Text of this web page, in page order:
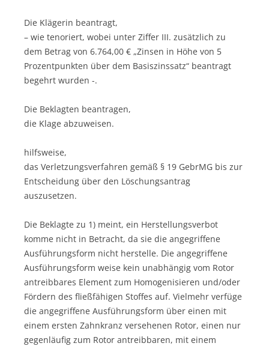
Die Klägerin beantragt,
– wie tenoriert, wobei unter Ziffer III. zusätzlich zu
dem Betrag von 6.764,00 € „Zinsen in Höhe von 5
Prozentpunkten über dem Basiszinssatz“ beantragt
begehrt wurden -.
Die Beklagten beantragen,
die Klage abzuweisen.
hilfsweise,
das Verletzungsverfahren gemäß § 19 GebrMG bis zur
Entscheidung über den Löschungsantrag
auszusetzen.
Die Beklagte zu 1) meint, ein Herstellungsverbot
komme nicht in Betracht, da sie die angegriffene
Ausführungsform nicht herstelle. Die angegriffene
Ausführungsform weise kein unabhängig vom Rotor
antreibbares Element zum Homogenisieren und/oder
Fördern des fließfähigen Stoffes auf. Vielmehr verfüge
die angegriffene Ausführungsform über einen mit
einem ersten Zahnkranz versehenen Rotor, einen nur
gegenläufig zum Rotor antreibbaren, mit einem